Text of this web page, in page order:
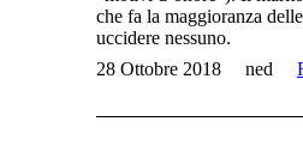
che fa la maggioranza
uccidere nessuno.
28 Ottobre 2018
ned